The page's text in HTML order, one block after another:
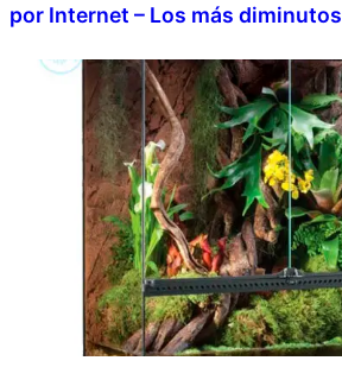
por Internet – Los más diminutos